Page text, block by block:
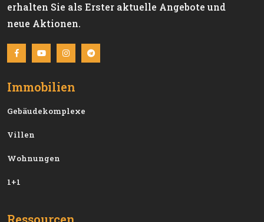
erhalten Sie als Erster aktuelle Angebote und
neue Aktionen.
Immobilien
Gebäudekomplexe
Villen
Wohnungen
1+1